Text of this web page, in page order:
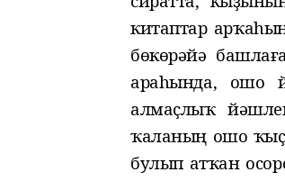
китаптар
бөкөрәйә
араһында, ошо
алмаҫлыҡ
ҡаланың ошо
булып атҡан